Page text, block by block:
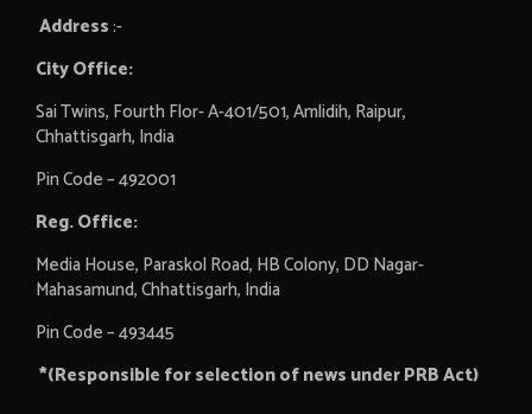
Address:-
City Office:
Sai Twins, Fourth Flor- A-401/501, Amlidih, Raipur,
Chhattisgarh, India
Pin Code – 492001
Reg. Office:
Media House, Paraskol Road, HB Colony, DD Nagar-
Mahasamund, Chhattisgarh, India
Pin Code – 493445
*(Responsible for selection of news under PRB Act)